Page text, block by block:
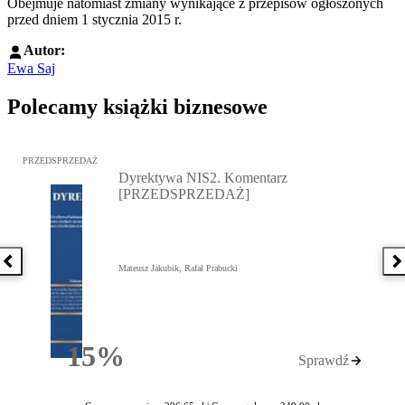
Obejmuje natomiast zmiany wynikające z przepisów ogłoszonych
przed dniem 1 stycznia 2015 r.
Autor:
Ewa Saj
Polecamy książki biznesowe
Poprzednia książka
Przejdź do: Dyrektywa NIS2. Komentarz [PRZEDSPRZEDAŻ],
PRZEDSPRZEDAŻ
15%Rabatu
Dyrektywa NIS2. Komentarz
[PRZEDSPRZEDAŻ]
Mateusz Jakubik, Rafał Prabucki
Sprawdź